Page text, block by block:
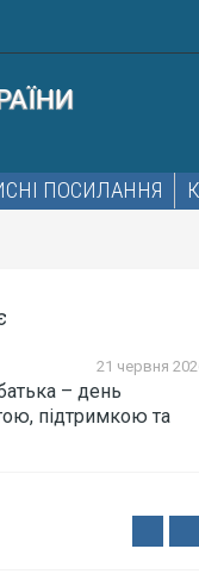
ПОСИЛАННЯ
21 червня
– день
підтримкою та